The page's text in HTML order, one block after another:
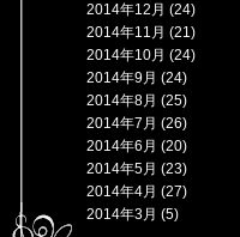
2014年12月 (24)
2014年11月 (21)
2014年10月 (24)
2014年9月 (24)
2014年8月 (25)
2014年7月 (26)
2014年6月 (20)
2014年5月 (23)
2014年4月 (27)
2014年3月 (5)